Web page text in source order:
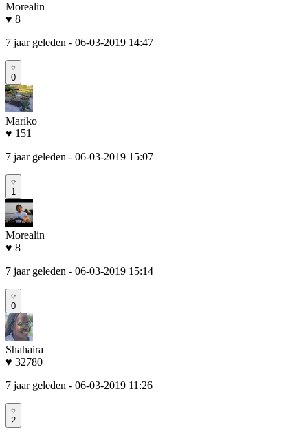
Morealin
♥ 8
7 jaar geleden - 06-03-2019 14:47
0
Mariko
♥ 151
7 jaar geleden - 06-03-2019 15:07
1
Morealin
♥ 8
7 jaar geleden - 06-03-2019 15:14
0
Shahaira
♥ 32780
7 jaar geleden - 06-03-2019 11:26
2